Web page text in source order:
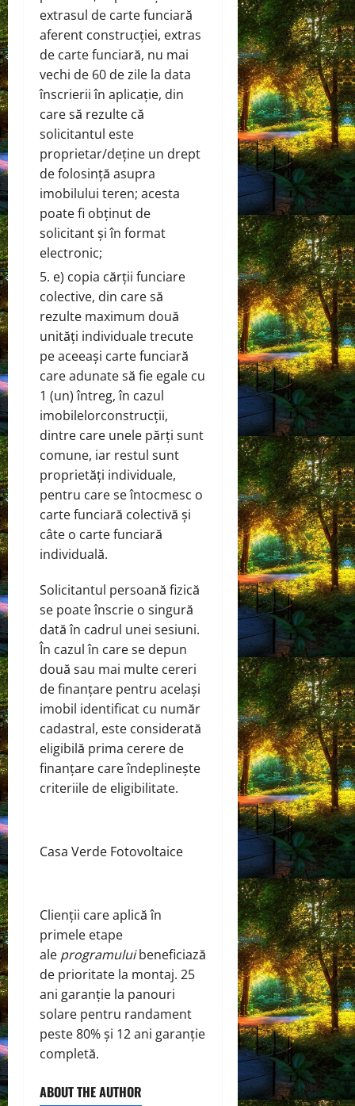
extrasul de carte funciară
aferent construcției, extras
de carte funciară, nu mai
vechi de 60 de zile la data
înscrierii în aplicație, din
care să rezulte că
solicitantul este
proprietar/deține un drept
de folosință asupra
imobilului teren; acesta
poate fi obținut de
solicitant și în format
electronic;
e) copia cărții funciare
colective, din care să
rezulte maximum două
unități individuale trecute
pe aceeași carte funciară
care adunate să fie egale cu
1 (un) întreg, în cazul
imobilelorconstrucții,
dintre care unele părți sunt
comune, iar restul sunt
proprietăți individuale,
pentru care se întocmesc o
carte funciară colectivă și
câte o carte funciară
individuală.
Solicitantul persoană fizică
se poate înscrie o singură
dată în cadrul unei sesiuni.
În cazul în care se depun
două sau mai multe cereri
de finanţare pentru acelaşi
imobil identificat cu număr
cadastral, este considerată
eligibilă prima cerere de
finanţare care îndeplineşte
criteriile de eligibilitate.
Casa Verde Fotovoltaice
Clienții care aplică în
primele etape
ale programuluibeneficiază
de prioritate la montaj. 25
ani garanție la panouri
solare pentru randament
peste 80% și 12 ani garanție
completă.
ABOUT THE AUTHOR